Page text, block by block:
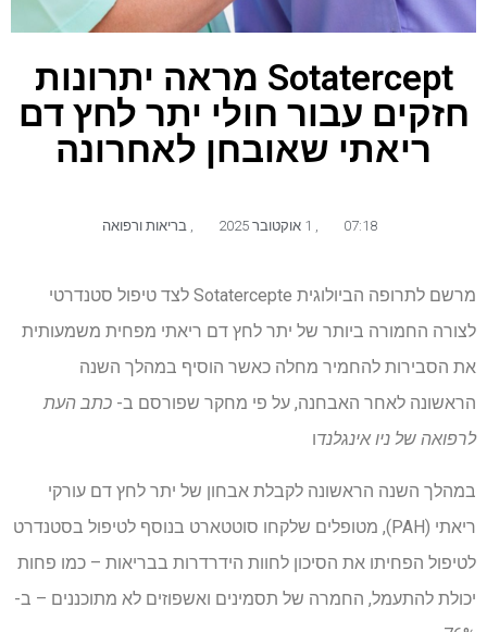
Sotatercept מראה יתרונות
חזקים עבור חולי יתר לחץ דם
ריאתי שאובחן לאחרונה
07:18 בריאות ורפואה
מרשם לתרופה הביולוגית Sotatercepte לצד טיפול סטנדרטי
לצורה החמורה ביותר של יתר לחץ דם ריאתי מפחית משמעותית
את הסבירות להחמיר מחלה כאשר הוסיף במהלך השנה
הראשונה לאחר האבחנה, על פי מחקר שפורסם ב- כתב העת
לרפואה של ניו אינגלנדו
במהלך השנה הראשונה לקבלת אבחון של יתר לחץ דם עורקי
ריאתי (PAH), מטופלים שלקחו סוטטארט בנוסף לטיפול בסטנדרט
לטיפול הפחיתו את הסיכון לחוות הידרדרות בבריאות – כמו פחות
יכולת להתעמל, החמרה של תסמינים ואשפוזים לא מתוכננים – ב-